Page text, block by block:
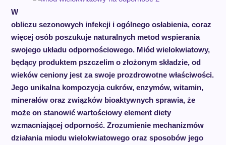
W
obliczu sezonowych infekcji i ogólnego osłabienia, coraz
więcej osób poszukuje naturalnych metod wspierania
swojego układu odpornościowego. Miód wielokwiatowy,
będący produktem pszczelim o złożonym składzie, od
wieków ceniony jest za swoje prozdrowotne właściwości.
Jego unikalna kompozycja cukrów, enzymów, witamin,
minerałów oraz związków bioaktywnych sprawia, że
może on stanowić wartościowy element diety
wzmacniającej odporność. Zrozumienie mechanizmów
działania miodu wielokwiatowego oraz sposobów jego